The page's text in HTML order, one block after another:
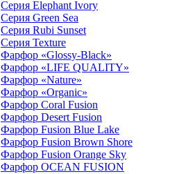
Серия Elephant Ivory
Серия Green Sea
Серия Rubi Sunset
Серия Texture
Фарфор «Glossy-Black»
Фарфор «LIFE QUALITY»
Фарфор «Nature»
Фарфор «Organic»
Фарфор Coral Fusion
Фарфор Desert Fusion
Фарфор Fusion Blue Lake
Фарфор Fusion Brown Shore
Фарфор Fusion Orange Sky
Фарфор OCEAN FUSION